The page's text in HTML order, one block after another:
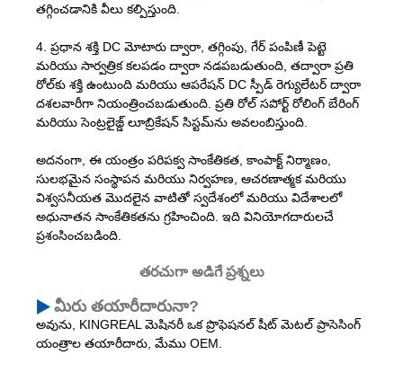
తగ్గించడానికి వీలు కల్పిస్తుంది.
4. ప్రధాన శక్తి DC మోటారు ద్వారా, తగ్గింపు, గేర్ పంపిణీ పెట్టె
మరియు సార్వత్రిక కలపడం ద్వారా నడపబడుతుంది, తద్వారా ప్రతి
రోల్‌కు శక్తి ఉంటుంది మరియు ఆపరేషన్ DC స్పీడ్ రెగ్యులేటర్ ద్వారా
దశలవారీగా నియంత్రించబడుతుంది. ప్రతి రోల్ సపోర్ట్ రోలింగ్ బేరింగ్
మరియు సెంట్రలైజ్డ్ లూబ్రికేషన్ సిస్టమ్‌ను అవలంబిస్తుంది.
అదనంగా, ఈ యంత్రం పరిపక్వ సాంకేతికత, కాంపాక్ట్ నిర్మాణం,
సులభమైన సంస్థాపన మరియు నిర్వహణ, ఆచరణాత్మక మరియు
విశ్వసనీయత మొదలైన వాటితో స్వదేశంలో మరియు విదేశాలలో
అధునాతన సాంకేతికతను గ్రహించింది. ఇది వినియోగదారులచే
ప్రశంసించబడింది.
తరచుగా అడిగే ప్రశ్నలు
మీరు తయారీదారునా?
అవును, KINGREAL మెషినరీ ఒక ప్రొఫెషనల్ షీట్ మెటల్ ప్రాసెసింగ్
యంత్రాల తయారీదారు, మేము OEM.